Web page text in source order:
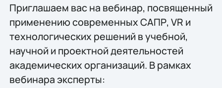
Приглашаем вас на вебинар, посвященный
применению современных САПР, VR и
технологических решений в учебной,
научной и проектной деятельностей
академических организаций. В рамках
вебинара эксперты: